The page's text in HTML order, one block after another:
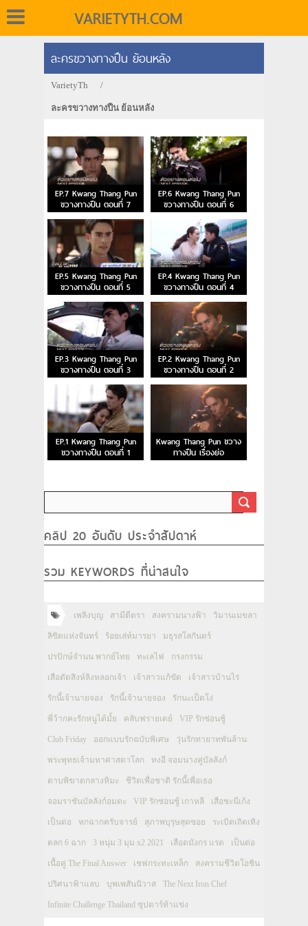
VARIETYTH.COM
ละครขวางทางปืน ย้อนหลัง
VarietyTh /
ละครขวางทางปืน ย้อนหลัง
EP.7 Kwang Thang Pun
ขวางทางปืน ตอนที่ 7
EP.6 Kwang Thang Pun
ขวางทางปืน ตอนที่ 6
EP.5 Kwang Thang Pun
ขวางทางปืน ตอนที่ 5
EP.4 Kwang Thang Pun
ขวางทางปืน ตอนที่ 4
EP.3 Kwang Thang Pun
ขวางทางปืน ตอนที่ 3
EP.2 Kwang Thang Pun
ขวางทางปืน ตอนที่ 2
EP.1 Kwang Thang Pun
ขวางทางปืน ตอนที่ 1
Kwang Thang Pun ขวาง
ทางปืน เรื่องย่อ
คลิป 20 อันดับ ประจำสัปดาห์
รวม KEYWORDS ที่น่าสนใจ
เพลิงบุญ สามีตีตรา สงครามนางฟ้า วิมานเมขลา
ลิขิตแห่งจันทร์ ร้อยเล่ห์มารยา มธุรสโลกันตร์
ปรปักษ์จำนน พากย์ไทย ทะเลไฟ กรงกรรม
เสือตัดสิงห์ลิงหลอกเจ้า เจ้าสาวแก้ขัด เจ้าสาวบ้านไร่
รักนี้เจ้านายจอง รักนี้เจ้านายจอง รักนะเป็ดโง่
พี่ว้ากคะรักหนูได้มั้ย คลับฟรายเดย์ VIP รักซ่อนชู้
Club Friday ออกแบบรักฉบับพิเศษ วุ่นรักทายาทพันล้าน
พระพุทธเจ้ามหาศาสดาโลก ทงอี จอมนางคู่บัลลังก์
ดาบพิฆาตกลางหิมะ ชีวิตเพื่อชาติ รักนี้เพื่อเธอ
จอมราชันบัลลังก์อมตะ VIP รักซ่อนชู้ เกาหลี เสือชะนีเก้ง
เป็นต่อ หกฉากครับจารย์ สุภาพบุรุษสุดซอย ระเบิดเถิดเทิง
ตลก 6 ฉาก 3 หนุ่ม 3 มุม x2 2021 เลือดมังกร แรด เป็นต่อ
เนื้อคู่ The Final Answer เชฟกระทะเหล็ก สงครามชีวิตโอชิน
ปริศนาฟ้าแลบ บุพเพสันนิวาส The Next Iron Chef
Infinite Challenge Thailand ซุปตาร์ท้าแข่ง